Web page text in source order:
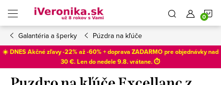
obsah
Galantéria a šperky Púzdra na kľúče
☀️ DNES Akčné zľavy -22% až -60% + doprava ZADARMO pre objednávky nad
30 €. Len donedele 9.8. vrátane. ⏱️